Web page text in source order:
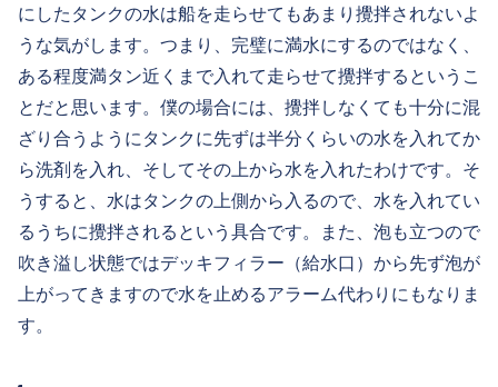
にしたタンクの水は船を走らせてもあまり攪拌されないよ
うな気がします。つまり、完璧に満水にするのではなく、
ある程度満タン近くまで入れて走らせて攪拌するというこ
とだと思います。僕の場合には、攪拌しなくても十分に混
ざり合うようにタンクに先ずは半分くらいの水を入れてか
ら洗剤を入れ、そしてその上から水を入れたわけです。そ
うすると、水はタンクの上側から入るので、水を入れてい
るうちに攪拌されるという具合です。また、泡も立つので
吹き溢し状態ではデッキフィラー（給水口）から先ず泡が
上がってきますので水を止めるアラーム代わりにもなりま
す。